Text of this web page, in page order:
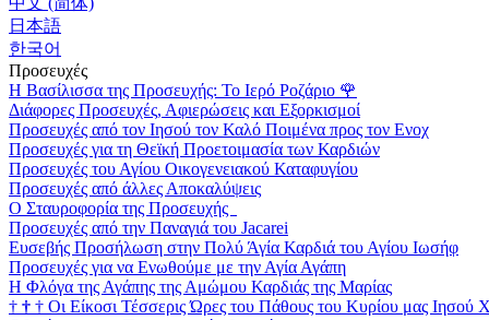
日本語
한국어
Προσευχές
Η Βασίλισσα της Προσευχής: Το Ιερό Ροζάριο 🌹
Διάφορες Προσευχές, Αφιερώσεις και Εξορκισμοί
Προσευχές από τον Ιησού τον Καλό Ποιμένα προς τον Ενοχ
Προσευχές για τη Θεϊκή Προετοιμασία των Καρδιών
Προσευχές του Αγίου Οικογενειακού Καταφυγίου
Προσευχές από άλλες Αποκαλύψεις
Ο Σταυροφορία της Προσευχής
Προσευχές από την Παναγιά του Jacarei
Ευσεβής Προσήλωση στην Πολύ Άγία Καρδιά του Αγίου Ιωσήφ
Προσευχές για να Ενωθούμε με την Αγία Αγάπη
Η Φλόγα της Αγάπης της Αμώμου Καρδιάς της Μαρίας
† † † Οι Είκοσι Τέσσερις Ώρες του Πάθους του Κυρίου μας Ιησού